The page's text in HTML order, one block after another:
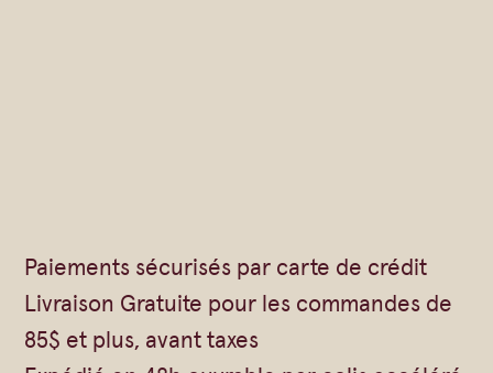
e
k
a
r
Paiements sécurisés par carte de crédit
Livraison Gratuite pour les commandes de
85$ et plus, avant taxes